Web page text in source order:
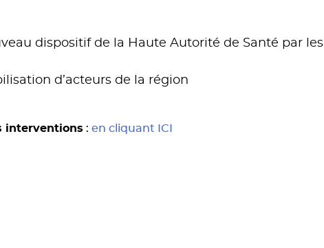
dispositif de la Haute Autorité de Santé par les
d’acteurs de la région
interventions : en cliquant ICI